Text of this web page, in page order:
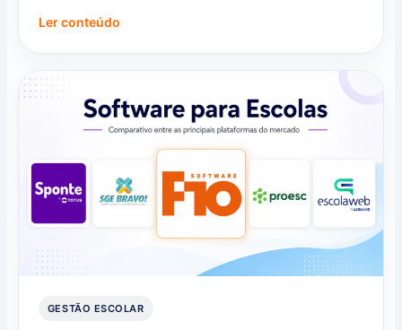
Ler conteúdo
GESTÃO ESCOLAR